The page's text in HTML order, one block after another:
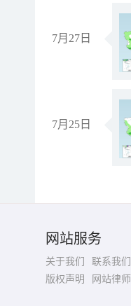
7月27日
7月25日
网站服务
关于我们 联系我们
版权声明
网站律师